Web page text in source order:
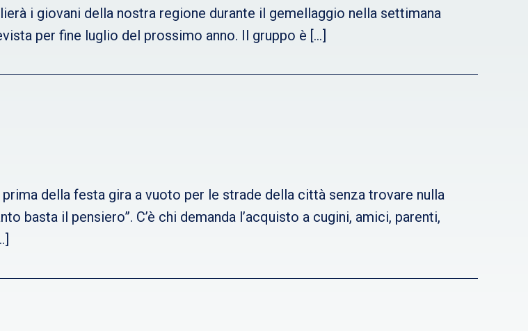
i giovani della nostra regione durante il gemellaggio nella settimana
per fine luglio del prossimo anno. Il gruppo è […]
della festa gira a vuoto per le strade della città senza trovare nulla
basta il pensiero”. C’è chi demanda l’acquisto a cugini, amici, parenti,